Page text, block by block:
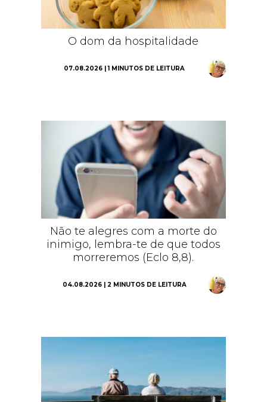
O dom da hospitalidade
07.08.2026 | 1 MINUTOS DE LEITURA
Não te alegres com a morte do
inimigo, lembra-te de que todos
morreremos (Eclo 8,8).
04.08.2026 | 2 MINUTOS DE LEITURA